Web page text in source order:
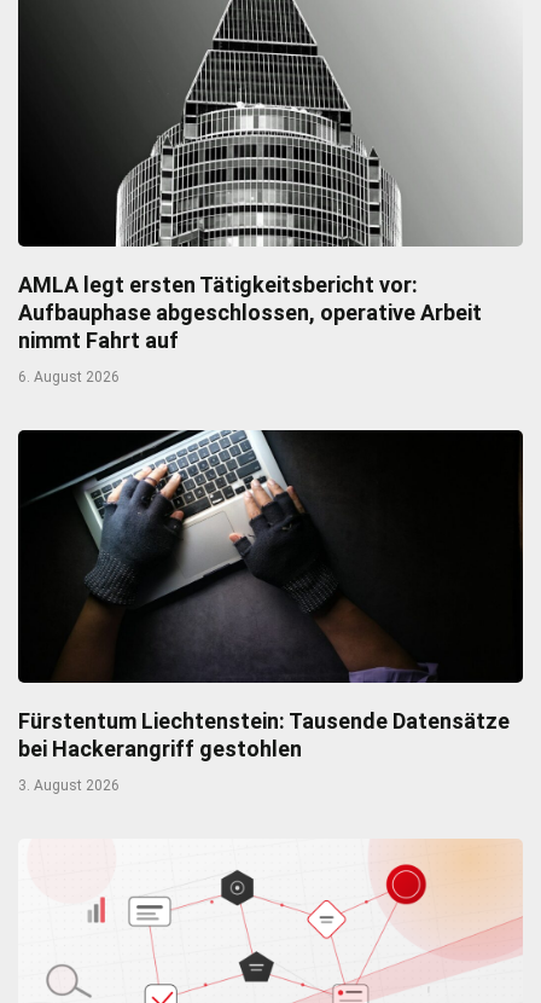
AMLA legt ersten Tätigkeitsbericht vor:
Aufbauphase abgeschlossen, operative Arbeit
nimmt Fahrt auf
6. August 2026
Fürstentum Liechtenstein: Tausende Datensätze
bei Hackerangriff gestohlen
3. August 2026